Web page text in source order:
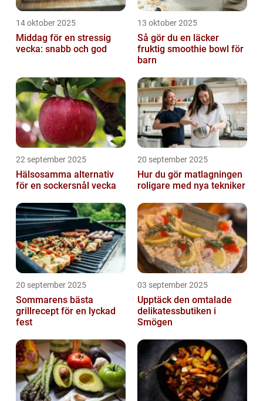
14 oktober 2025
Middag för en stressig
vecka: snabb och god
13 oktober 2025
Så gör du en läcker
fruktig smoothie bowl för
barn
22 september 2025
Hälsosamma alternativ
för en sockersnål vecka
20 september 2025
Hur du gör matlagningen
roligare med nya tekniker
20 september 2025
Sommarens bästa
grillrecept för en lyckad
fest
03 september 2025
Upptäck den omtalade
delikatessbutiken i
Smögen